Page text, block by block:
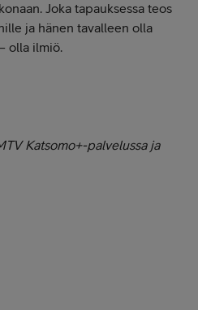
Joka tapauksessa teos
ja hänen tavalleen olla
olla ilmiö.
Katsomo+-palvelussa ja